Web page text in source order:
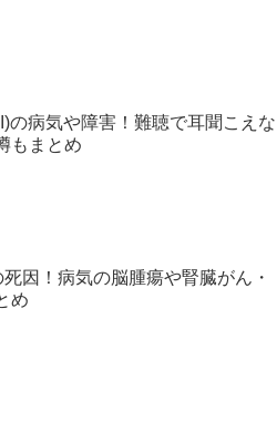
の病気や障害！難聴で耳聞こえな
もまとめ
因！病気の脳腫瘍や腎臓がん・
め